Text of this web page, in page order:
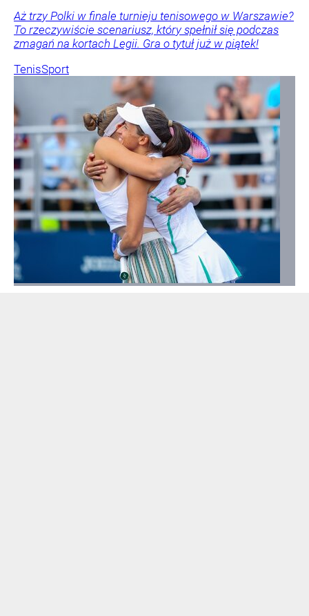
Aż trzy Polki w finale turnieju tenisowego w Warszawie?
To rzeczywiście scenariusz, który spełnił się podczas
zmagań na kortach Legii. Gra o tytuł już w piątek!
TenisSport